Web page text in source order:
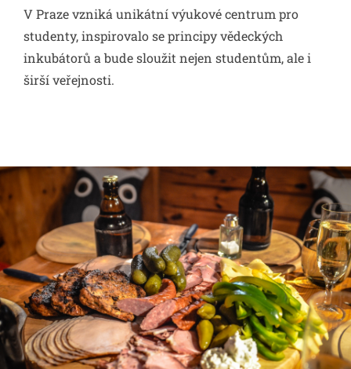
V Praze vzniká unikátní výukové centrum pro
studenty, inspirovalo se principy vědeckých
inkubátorů a bude sloužit nejen studentům, ale i
širší veřejnosti.